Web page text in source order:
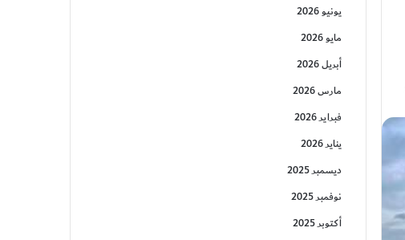
يونيو 2026
مايو 2026
أبريل 2026
مارس 2026
فبراير 2026
يناير 2026
ديسمبر 2025
نوفمبر 2025
أكتوبر 2025